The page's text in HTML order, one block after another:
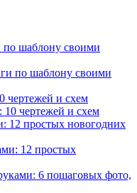
по шаблону своими
чертежей и схем
12 простых новогодних
6 пошаговых фото,